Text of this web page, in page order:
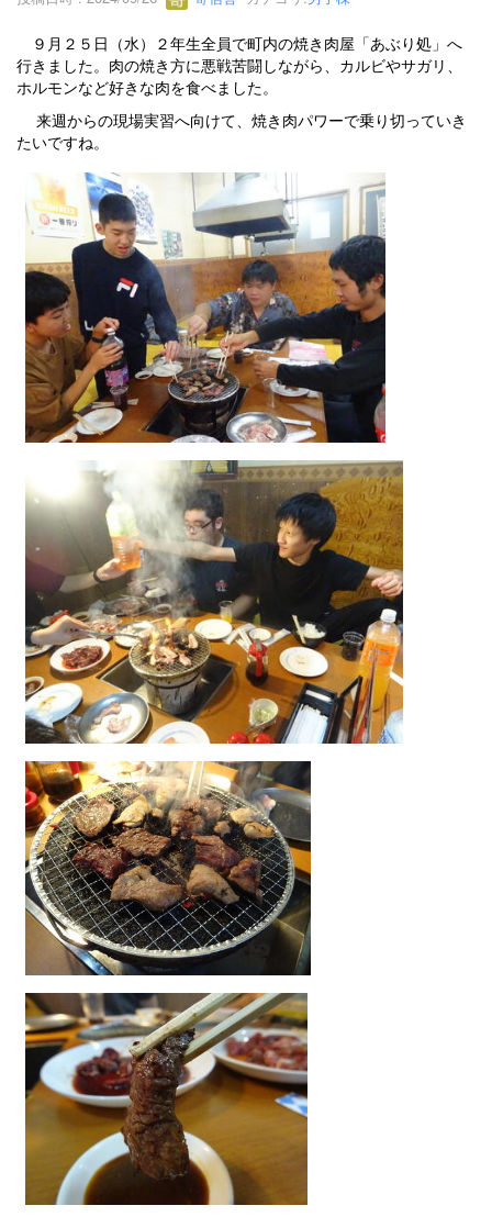
９月２５日（水）２年生全員で町内の焼き肉屋「あぶり処」へ
行きました。肉の焼き方に悪戦苦闘しながら、カルビやサガリ、
ホルモンなど好きな肉を食べました。
来週からの現場実習へ向けて、焼き肉パワーで乗り切っていき
たいですね。